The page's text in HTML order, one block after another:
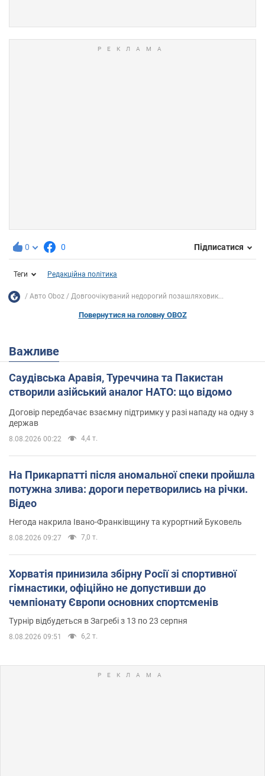
0 0 Підписатися
Теги Редакційна політика
Авто Oboz Довгоочікуваний недорогий позашляховик...
Повернутися на головну OBOZ
Важливе
Саудівська Аравія, Туреччина та Пакистан
створили азійський аналог НАТО: що відомо
Договір передбачає взаємну підтримку у разі нападу на одну з
держав
8.08.2026 00:22 4,4 т.
На Прикарпатті після аномальної спеки пройшла
потужна злива: дороги перетворились на річки.
Відео
Негода накрила Івано-Франківщину та курортний Буковель
8.08.2026 09:27 7,0 т.
Хорватія принизила збірну Росії зі спортивної
гімнастики, офіційно не допустивши до
чемпіонату Європи основних спортсменів
Турнір відбудеться в Загребі з 13 по 23 серпня
8.08.2026 09:51 6,2 т.